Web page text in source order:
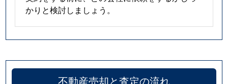
かりと検討しましょう。
不動産売却と査定の流れ